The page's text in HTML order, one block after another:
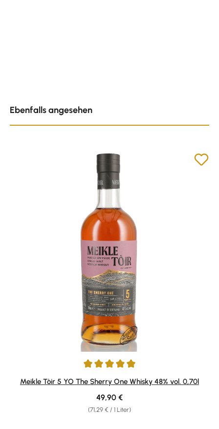
Ebenfalls angesehen
Durchschnittliche Bewertung von 5 von 5 Sternen
Meikle Tòir 5 YO The Sherry One Whisky 48% vol. 0,70l
(71,29 € / 1 Liter)
Regulärer Preis:
49,90 €